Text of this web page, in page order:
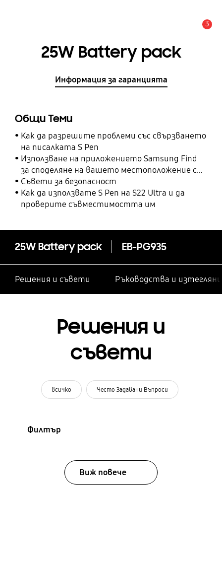
3
25W Battery pack
Информация за гаранцията
Общи Теми
Как да разрешите проблеми със свързването
на писалката S Pen
Използване на приложението Samsung Find
за споделяне на вашето местоположение с
вашите приятели, дете, семейство и други
контакти
Съвети за безопасност
Как да използвате S Pen на S22 Ultra и да
проверите съвместимостта им
25W Battery pack EB-PG935
Решения и съвети Ръководства и
Решения и
съвети
всичко Често Задавани Въпроси
Филтър
Виж повече